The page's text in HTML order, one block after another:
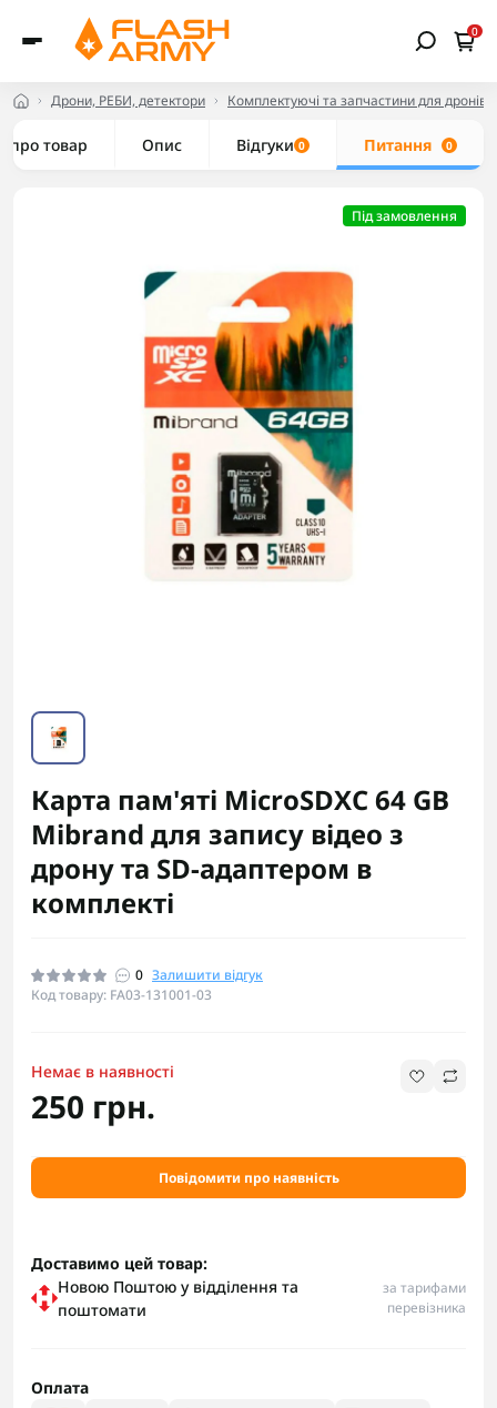
0
Дрони, РЕБИ, детектори Комплектуючі та запчастини для дронів
про товар Опис Відгуки 0 Питання 0
Під замовлення
Карта пам'яті MicroSDXC 64 GB
Mibrand для запису відео з
дрону та SD-адаптером в
комплекті
0 Залишити відгук
Код товару: FA03-131001-03
Немає в наявності
250 грн.
Повідомити про наявність
Доставимо цей товар:
Новою Поштою у відділення та
поштомати
за тарифами
перевізника
Оплата